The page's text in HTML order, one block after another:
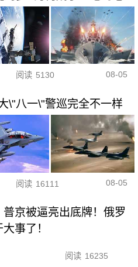
阅读 5130 08-05
\"八一\"警巡完全不一样
阅读 16111 08-05
普京被逼亮出底牌！俄罗
事了！
阅读 16235